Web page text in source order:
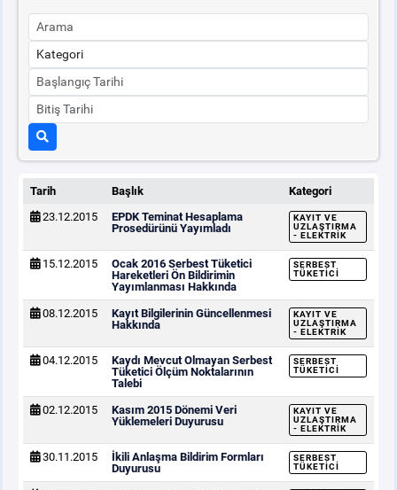
TEMİNAT
BÜLTENLER
DUYURULAR
BT HİZMET YÖNETİM SİSTEMİ POLİTİKAMIZ
Tarih Başlık
Kategori
23.12.2015
EPDK Teminat Hesaplama
Prosedürünü Yayımladı
KAYIT VE
UZLAŞTIRMA
- ELEKTRIK
15.12.2015
Ocak 2016 Serbest Tüketici
Hareketleri Ön Bildirimin
Yayımlanması Hakkında
SERBEST
TÜKETICI
08.12.2015
Kayıt Bilgilerinin Güncellenmesi
Hakkında
KAYIT VE
UZLAŞTIRMA
- ELEKTRIK
04.12.2015
Kaydı Mevcut Olmayan Serbest
Tüketici Ölçüm Noktalarının
Talebi
SERBEST
TÜKETICI
02.12.2015
Kasım 2015 Dönemi Veri
Yüklemeleri Duyurusu
KAYIT VE
UZLAŞTIRMA
- ELEKTRIK
30.11.2015
İkili Anlaşma Bildirim Formları
Duyurusu
SERBEST
TÜKETICI